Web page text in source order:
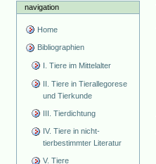
navigation
Home
Bibliographien
I. Tiere im Mittelalter
II. Tiere in Tierallegorese
und Tierkunde
III. Tierdichtung
IV. Tiere in nicht-
tierbestimmter Literatur
V. Tiere